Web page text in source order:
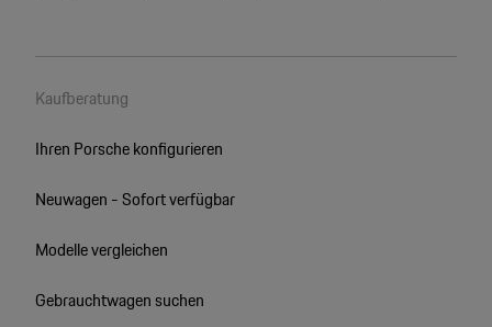
Kaufberatung
Ihren Porsche konfigurieren
Neuwagen - Sofort verfügbar
Modelle vergleichen
Gebrauchtwagen suchen